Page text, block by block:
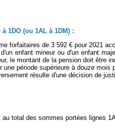
1DO (ou 1AL à 1DM) :
forfaitaires de 3 592 € pour 2021
enfant mineur ou d'un enfant
le montant de la pension doit être
période supérieure à douze
résulte d'une décision de
total des sommes portées lignes